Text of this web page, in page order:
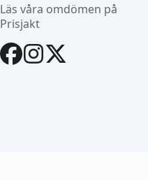
Läs våra omdömen på
Prisjakt